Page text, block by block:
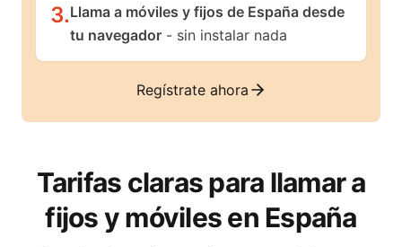
3.Llama a móviles y fijos de España desde
tu navegador - sin instalar nada
Regístrate ahora
Tarifas claras para llamar a
fijos y móviles en España